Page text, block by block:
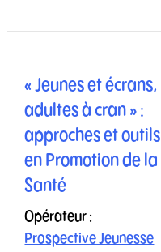
« Jeunes et écrans,
adultes à cran » :
approches et outils
en Promotion de la
Santé
Opérateur :
Prospective Jeunesse